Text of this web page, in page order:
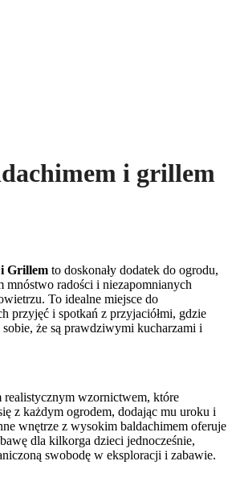
i grillem
Grillem to doskonały dodatek do ogrodu,
mnóstwo radości i niezapomnianych
To idealne miejsce do
przyjęć i spotkań z przyjaciółmi, gdzie
że są prawdziwymi kucharzami i
realistycznym wzornictwem, które
z każdym ogrodem, dodając mu uroku i
wnętrze z wysokim baldachimem oferuje
dla kilkorga dzieci jednocześnie,
swobodę w eksploracji i zabawie.